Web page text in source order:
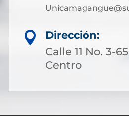

Dirección:
Calle 11 No. 3-
Centro